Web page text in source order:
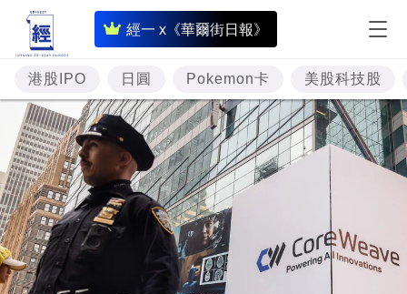
經一 x《華爾街日報》
即
時
財
經
題
投
資
港股IPO 日圓 Pokemon卡 美股科技股